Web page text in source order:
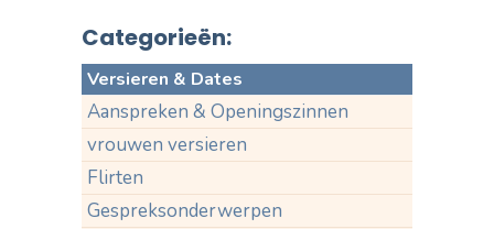
Categorieën:
Versieren & Dates
Aanspreken & Openingszinnen
vrouwen versieren
Flirten
Gespreksonderwerpen